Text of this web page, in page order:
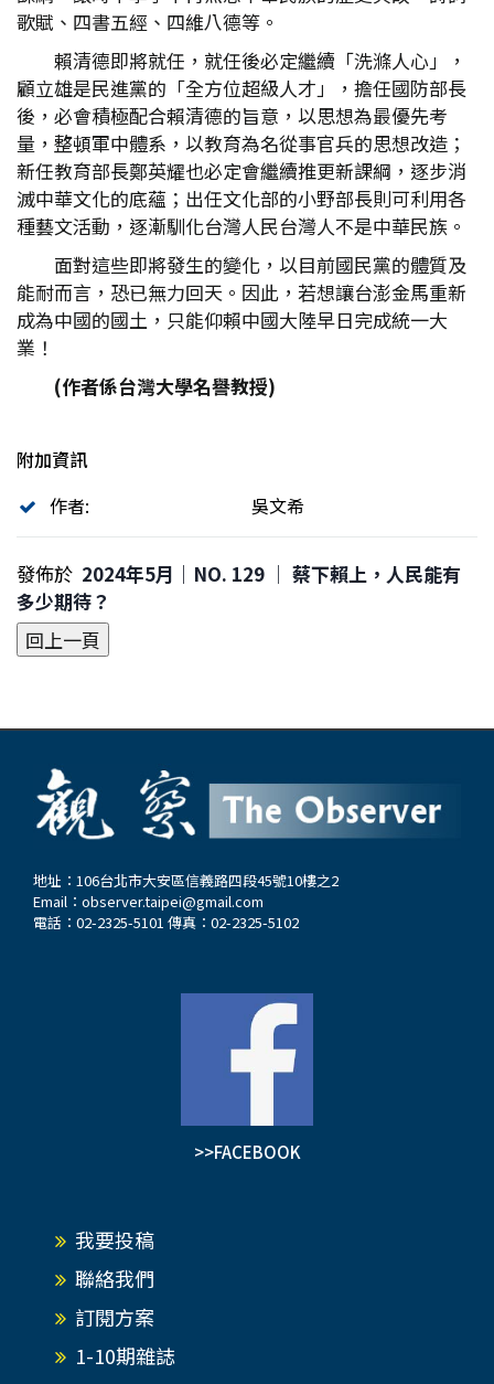
歌賦、四書五經、四維八德等。
賴清德即將就任，就任後必定繼續「洗滌人心」，
顧立雄是民進黨的「全方位超級人才」，擔任國防部長
後，必會積極配合賴清德的旨意，以思想為最優先考
量，整頓軍中體系，以教育為名從事官兵的思想改造；
新任教育部長鄭英耀也必定會繼續推更新課綱，逐步消
滅中華文化的底蘊；出任文化部的小野部長則可利用各
種藝文活動，逐漸馴化台灣人民台灣人不是中華民族。
面對這些即將發生的變化，以目前國民黨的體質及
能耐而言，恐已無力回天。因此，若想讓台澎金馬重新
成為中國的國土，只能仰賴中國大陸早日完成統一大
業！
(作者係台灣大學名譽教授)
附加資訊
作者:
吳文希
發佈於 2024年5月｜NO. 129 │ 蔡下賴上，人民能有
多少期待？
地址：106台北市大安區信義路四段45號10樓之2
Email： observer.taipei@gmail.com
電話：02-2325-5101 傳真：02-2325-5102
>>FACEBOOK
我要投稿
聯絡我們
訂閱方案
1-10期雜誌